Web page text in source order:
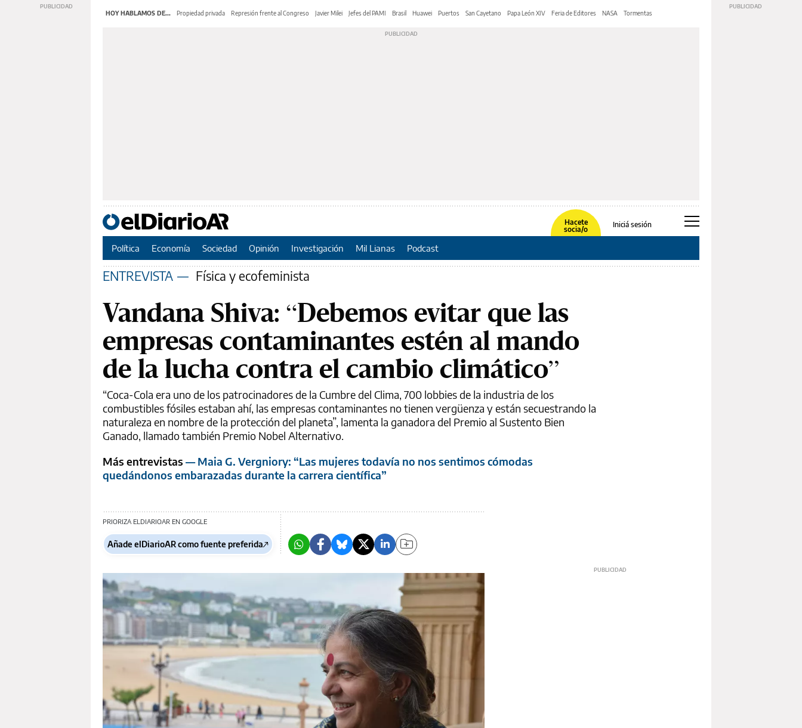
HOY HABLAMOS DE... Propiedad privada Represión frente al Congreso Javier Milei Jefes del PAMI Brasil Huawei Puertos San Cayetano Papa León XIV Feria de Editores NASA Tormentas
Hacete
socia/o
Iniciá sesión
Política Economía Sociedad Opinión Investigación Mil Lianas Podcast
ENTREVISTA — Física y ecofeminista
Vandana Shiva: “Debemos evitar que las
empresas contaminantes estén al mando
de la lucha contra el cambio climático”
“Coca-Cola era uno de los patrocinadores de la Cumbre del Clima, 700 lobbies de la industria de los
combustibles fósiles estaban ahí, las empresas contaminantes no tienen vergüenza y están secuestrando la
naturaleza en nombre de la protección del planeta”, lamenta la ganadora del Premio al Sustento Bien
Ganado, llamado también Premio Nobel Alternativo.
Más entrevistas — Maia G. Vergniory: “Las mujeres todavía no nos sentimos cómodas
quedándonos embarazadas durante la carrera científica”
PRIORIZA ELDIARIOAR EN GOOGLE
Añade elDiarioAR como fuente preferida